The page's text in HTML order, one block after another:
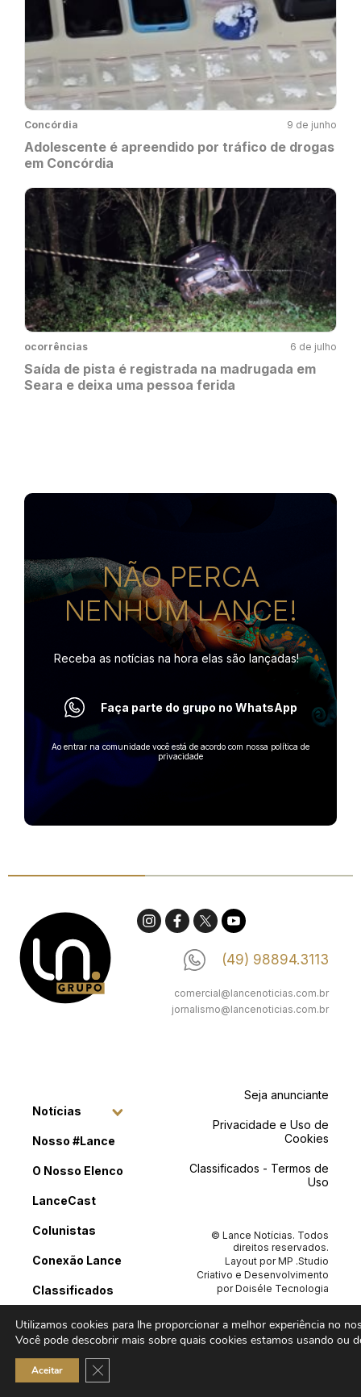
Concórdia 9 de junho
Adolescente é apreendido por tráfico de drogas
em Concórdia
ocorrências 6 de julho
Saída de pista é registrada na madrugada em
Seara e deixa uma pessoa ferida
NÃO PERCA
NENHUM LANCE!
Receba as notícias na hora elas são lançadas!
Faça parte do grupo no WhatsApp
Ao entrar na comunidade você está de acordo com nossa política de
privacidade
(49) 98894.3113
comercial@lancenoticias.com.br
jornalismo@lancenoticias.com.br
Notícias
Nosso #Lance
O Nosso Elenco
LanceCast
Colunistas
Conexão Lance
Classificados
Contato
Seja anunciante
Privacidade e Uso de
Cookies
Classificados - Termos de
Uso
© Lance Notícias. Todos
direitos reservados.
Layout porMP .Studio
Criativo e Desenvolvimento
porDoiséle Tecnologia
Utilizamos cookies para lhe proporcionar a melhor experiência no
Você pode descobrir mais sobre quais cookies estamos usando ou
Aceitar Close GDPR Cookie Banner